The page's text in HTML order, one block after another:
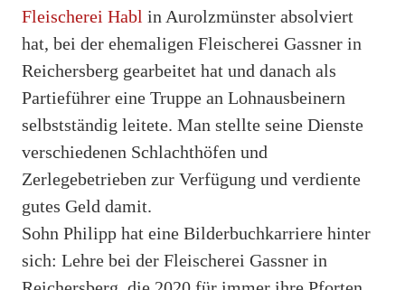
Fleischerei Habl in Aurolzmünster absolviert
hat, bei der ehemaligen Fleischerei Gassner in
Reichersberg gearbeitet hat und danach als
Partieführer eine Truppe an Lohnausbeinern
selbstständig leitete. Man stellte seine Dienste
verschiedenen Schlachthöfen und
Zerlegebetrieben zur Verfügung und verdiente
gutes Geld damit.
Sohn Philipp hat eine Bilderbuchkarriere hinter
sich: Lehre bei der Fleischerei Gassner in